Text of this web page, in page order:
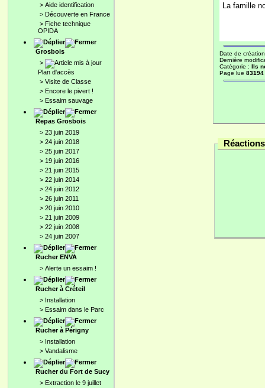
> Aide identification
> Découverte en France
> Fiche technique
OPIDA
Grosbois
>
Plan d'accès
> Visite de Classe
> Encore le pivert !
> Essaim sauvage
Repas Grosbois
> 23 juin 2019
> 24 juin 2018
> 25 juin 2017
> 19 juin 2016
> 21 juin 2015
> 22 juin 2014
> 24 juin 2012
> 26 juin 2011
> 20 juin 2010
> 21 juin 2009
> 22 juin 2008
> 24 juin 2007
Rucher ENVA
> Alerte un essaim !
Rucher à Créteil
> Installation
> Essaim dans le Parc
Rucher à Périgny
> Installation
> Vandalisme
Rucher du Fort de Sucy
> Extraction le 9 juillet
La famille
Date de
Dernière
Catégorie : Ils
Page lue